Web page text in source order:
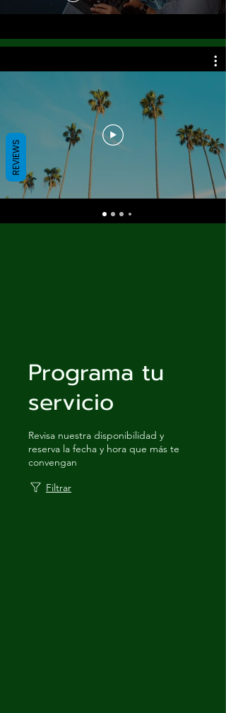
Programa tu
servicio
Revisa nuestra disponibilidad y
reserva la fecha y hora que más te
convengan
Filtrar
REVIEWS